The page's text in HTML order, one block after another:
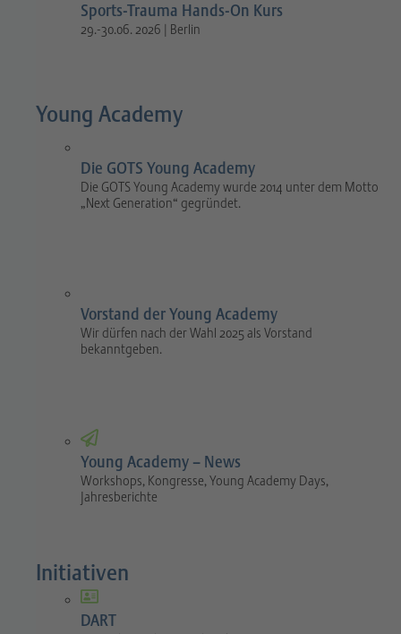
Sports-Trauma Hands-On Kurs
29.-30.06. 2026 | Berlin
Young Academy
Die GOTS Young Academy
Die GOTS Young Academy wurde 2014 unter dem Motto
„Next Generation“ gegründet.
Vorstand der Young Academy
Wir dürfen nach der Wahl 2025 als Vorstand
bekanntgeben.
Young Academy – News
Workshops, Kongresse, Young Academy Days,
Jahresberichte
Initiativen
DART